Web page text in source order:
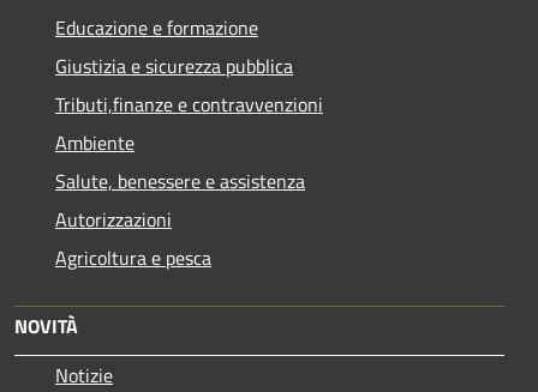
Educazione e formazione
Giustizia e sicurezza pubblica
Tributi,finanze e contravvenzioni
Ambiente
Salute, benessere e assistenza
Autorizzazioni
Agricoltura e pesca
NOVITÀ
Notizie